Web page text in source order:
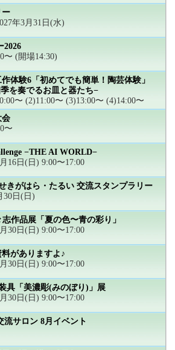
ー
年3月31日(水)
2026
〜 (開場14:30)
体験6「初めてでも簡単！陶芸体験」
を奏でるお皿と器たち−
〜 (2)11:00〜 (3)13:00〜 (4)14:00〜
会
〜
−THE AI WORLD−
16日(日) 9:00〜17:00
きがはら・たるい 交流スタンプラリー
30日(日)
作品展「夏の色〜青の彩り」
30日(日) 9:00〜17:00
がありますよ♪
30日(日) 9:00〜17:00
具「美濃彫(みのぼり)」展
30日(日) 9:00〜17:00
流サロン 8月イベント